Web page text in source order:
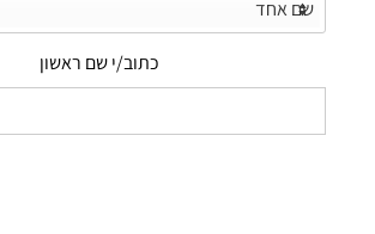
כתוב/י שם ראשון